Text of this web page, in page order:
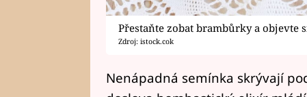
Přestaňte zobat brambůrky a objevte
Zdroj: istock.cok
Nenápadná semínka skrývají